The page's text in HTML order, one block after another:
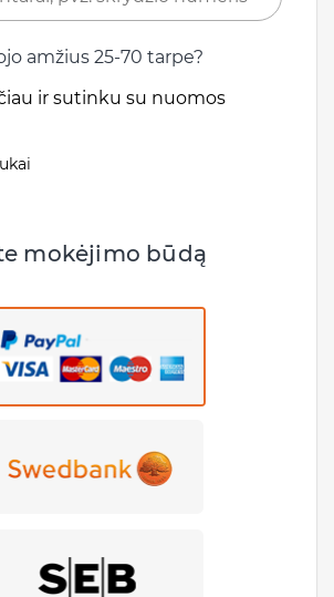
amžius 25-70 tarpe?
ir sutinku su nuomos
mokėjimo būdą